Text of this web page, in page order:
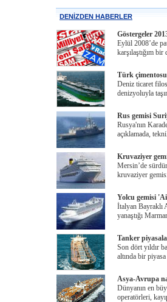
DENİZDEN HABERLER
Göstergeler
Eylül 2008’de
karşılaştığım
Türk
Deniz ticaret
denizyoluyla
Rus gemisi
Rusya'nın
açıklamada,
Kruvaziyer
Mersin’de
kruvaziyer
Yolcu gemisi
İtalyan Bayraklı
yanaştığı
Tanker
Son dört yıldır
altında bir
Asya-Avrupa
Dünyanın en
operatörleri,